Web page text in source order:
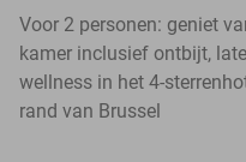
Voor 2 personen: geniet
kamer inclusief ontbijt,
wellness in het 4-
rand van Brussel